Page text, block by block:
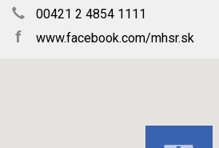
00421 2 4854 1111
f www.facebook.com/mhsr.sk